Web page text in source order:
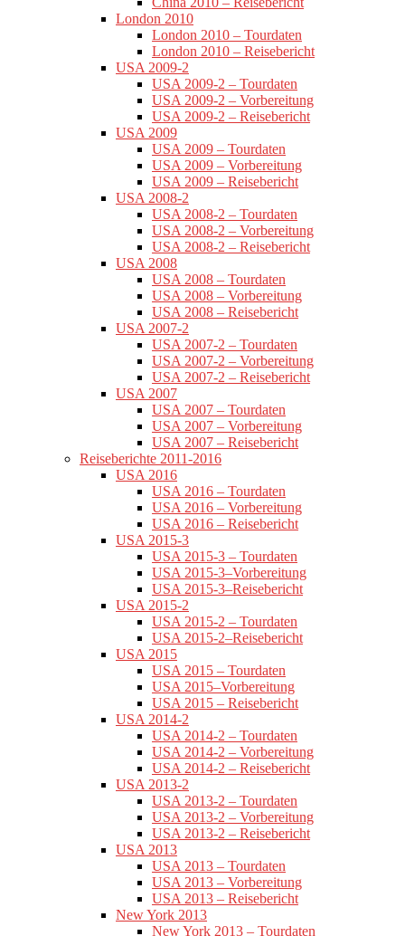
London 2010
London 2010 – Tourdaten
London 2010 – Reisebericht
USA 2009-2
USA 2009-2 – Tourdaten
USA 2009-2 – Vorbereitung
USA 2009-2 – Reisebericht
USA 2009
USA 2009 – Tourdaten
USA 2009 – Vorbereitung
USA 2009 – Reisebericht
USA 2008-2
USA 2008-2 – Tourdaten
USA 2008-2 – Vorbereitung
USA 2008-2 – Reisebericht
USA 2008
USA 2008 – Tourdaten
USA 2008 – Vorbereitung
USA 2008 – Reisebericht
USA 2007-2
USA 2007-2 – Tourdaten
USA 2007-2 – Vorbereitung
USA 2007-2 – Reisebericht
USA 2007
USA 2007 – Tourdaten
USA 2007 – Vorbereitung
USA 2007 – Reisebericht
Reiseberichte 2011-2016
USA 2016
USA 2016 – Tourdaten
USA 2016 – Vorbereitung
USA 2016 – Reisebericht
USA 2015-3
USA 2015-3 – Tourdaten
USA 2015-3–Vorbereitung
USA 2015-3–Reisebericht
USA 2015-2
USA 2015-2 – Tourdaten
USA 2015-2–Reisebericht
USA 2015
USA 2015 – Tourdaten
USA 2015–Vorbereitung
USA 2015 – Reisebericht
USA 2014-2
USA 2014-2 – Tourdaten
USA 2014-2 – Vorbereitung
USA 2014-2 – Reisebericht
USA 2013-2
USA 2013-2 – Tourdaten
USA 2013-2 – Vorbereitung
USA 2013-2 – Reisebericht
USA 2013
USA 2013 – Tourdaten
USA 2013 – Vorbereitung
USA 2013 – Reisebericht
New York 2013
New York 2013 – Tourdaten